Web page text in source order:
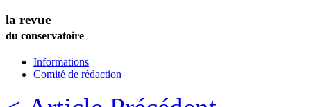
la revue
du conservatoire
Informations
Comité de rédaction